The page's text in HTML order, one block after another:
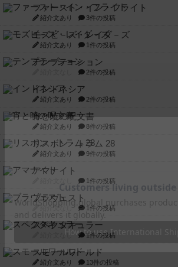
ファースト・イン・フライト
紹介文あり 3件の投稿
モズビ－ズ・レイダ－ズ
紹介文あり 1件の投稿
テンプテーション
2件の投稿
インドネシア
紹介文あり 2件の投稿
宵と暁の呪文書
紹介文あり 8件の投稿
リスボン・トラム 28
紹介文あり 9件の投稿
アマナイト
1件の投稿
ブラヴェスト
紹介文なし 1件の投稿
スペクタキュラー
紹介文なし 1件の投稿
スモールワールド
紹介文あり 13件の投稿